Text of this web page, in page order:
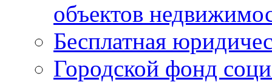
объектов
Бесплатная
Городской фонд